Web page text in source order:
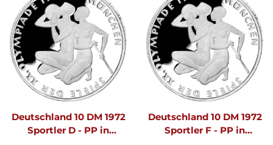
Deutschland 10 DM 1972
Sportler D - PP in
Deutschland 10 DM 1972
Sportler F - PP in